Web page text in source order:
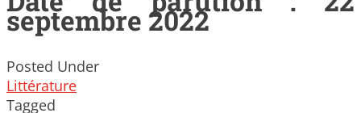
septembre 2022
Posted Under
Littérature
Tagged